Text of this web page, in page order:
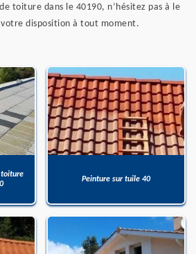
toiture dans le 40190, n’hésitez pas à le
disposition à tout moment.
toiture
Peinture sur tuile 40